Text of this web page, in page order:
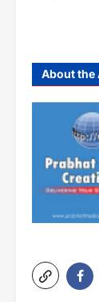
About the